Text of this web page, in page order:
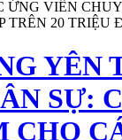
YÊN
SỰ:
CHO